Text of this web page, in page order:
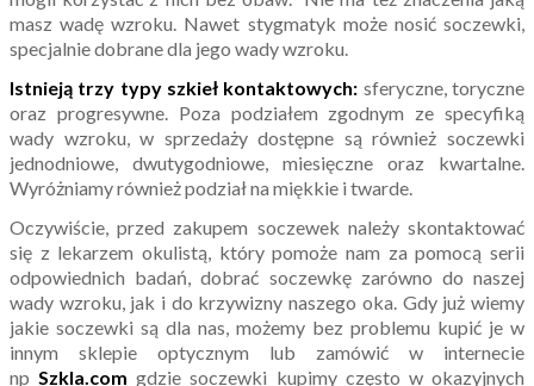
masz wadę wzroku. Nawet stygmatyk może nosić soczewki,
specjalnie dobrane dla jego wady wzroku.
Istnieją trzy typy szkieł kontaktowych: sferyczne, toryczne
oraz progresywne. Poza podziałem zgodnym ze specyfiką
wady wzroku, w sprzedaży dostępne są również soczewki
jednodniowe, dwutygodniowe, miesięczne oraz kwartalne.
Wyróżniamy również podział na miękkie i twarde.
Oczywiście, przed zakupem soczewek należy skontaktować
się z lekarzem okulistą, który pomoże nam za pomocą serii
odpowiednich badań, dobrać soczewkę zarówno do naszej
wady wzroku, jak i do krzywizny naszego oka. Gdy już wiemy
jakie soczewki są dla nas, możemy bez problemu kupić je w
innym sklepie optycznym lub zamówić w internecie
npSzkla.com gdzie soczewki kupimy często w okazyjnych